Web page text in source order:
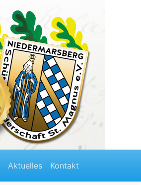
Aktuelles Kontakt